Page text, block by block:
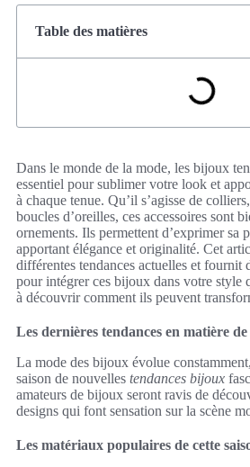
Table des matières
Dans le monde de la mode, les bijoux
essentiel pour sublimer votre look et
à chaque tenue. Qu’il s’agisse de
boucles d’oreilles, ces accessoires sont
ornements. Ils permettent d’exprimer sa
apportant élégance et originalité. Cet
différentes tendances actuelles et fournit
pour intégrer ces bijoux dans votre style
à découvrir comment ils peuvent
Les dernières tendances en matière
La mode des bijoux évolue
saison de nouvelles tendances bijoux
amateurs de bijoux seront ravis de
designs qui font sensation sur la scène
Les matériaux populaires de cette